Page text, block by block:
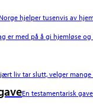
hjelper tusenvis av
er med på å gi hjemløse
liv tar slutt, velger
En testamentarisk